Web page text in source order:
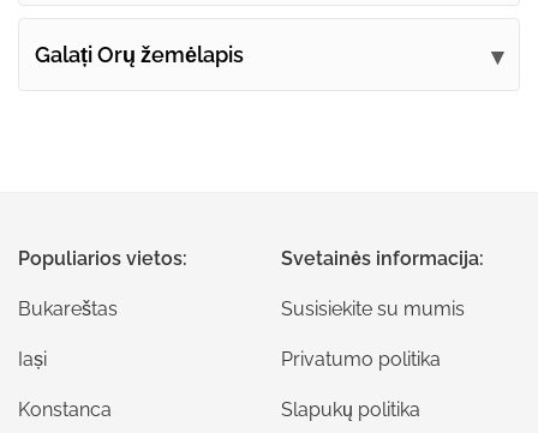
Galați Orų žemėlapis
Populiarios vietos:
Bukareštas
Iași
Konstanca
Svetainės informacija:
Susisiekite su mumis
Privatumo politika
Slapukų politika